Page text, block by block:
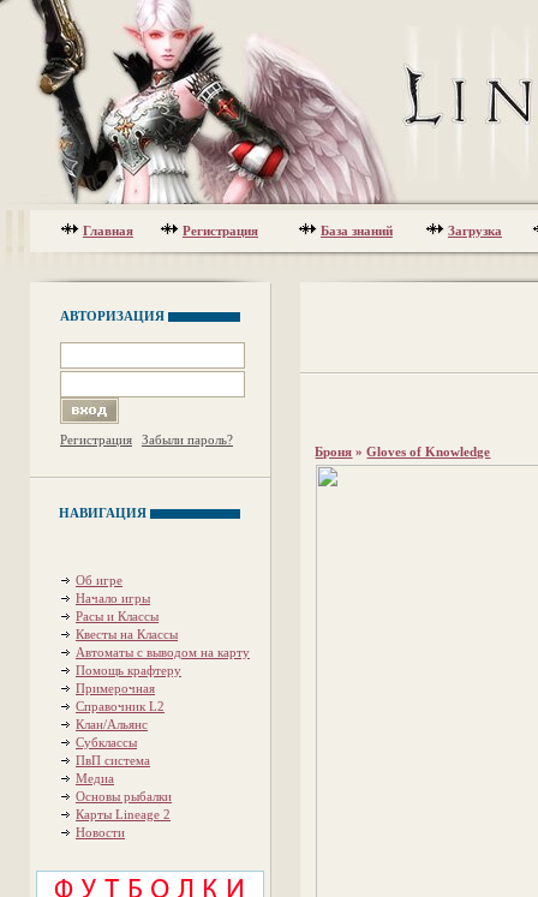
Главная Регистрация База знаний Загрузка
АВТОРИЗАЦИЯ
Регистрация Забыли пароль?
НАВИГАЦИЯ
Об игре
Начало игры
Расы и Классы
Квесты на Классы
Автоматы с выводом на карту
Помощь крафтеру
Примерочная
Справочник L2
Клан/Альянс
Субклассы
ПвП система
Медиа
Основы рыбалки
Карты Lineage 2
Новости
Броня »Gloves of Knowledge